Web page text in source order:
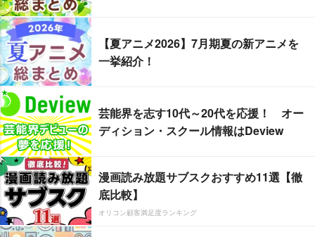
【夏アニメ2026】7月期夏の新アニメを
一挙紹介！
芸能界を志す10代～20代を応援！ オー
ディション・スクール情報はDeview
漫画読み放題サブスクおすすめ11選【徹
底比較】
オリコン顧客満足度ランキング